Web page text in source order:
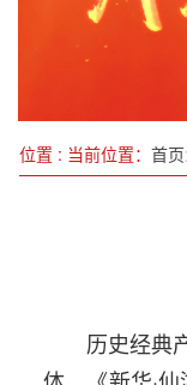
山
位置 : 当前位置： 首页
历史经典